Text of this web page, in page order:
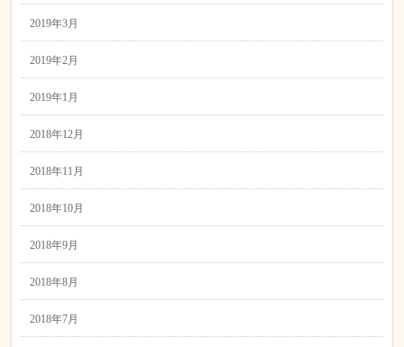
2019年3月
2019年2月
2019年1月
2018年12月
2018年11月
2018年10月
2018年9月
2018年8月
2018年7月